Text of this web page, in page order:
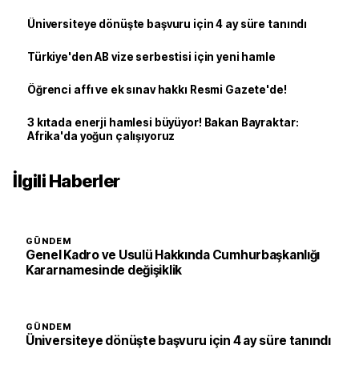
Üniversiteye dönüşte başvuru için 4 ay süre tanındı
Türkiye'den AB vize serbestisi için yeni hamle
Öğrenci affı ve ek sınav hakkı Resmi Gazete'de!
3 kıtada enerji hamlesi büyüyor! Bakan Bayraktar:
Afrika'da yoğun çalışıyoruz
İlgili Haberler
GÜNDEM
Genel Kadro ve Usulü Hakkında Cumhurbaşkanlığı
Kararnamesinde değişiklik
GÜNDEM
Üniversiteye dönüşte başvuru için 4 ay süre tanındı